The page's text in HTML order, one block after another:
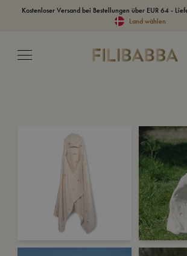
Kostenloser Versand bei Bestellungen über EUR 64 -
Land wählen